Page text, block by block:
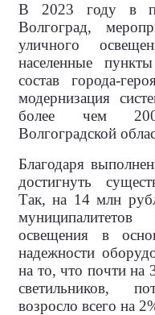
В 2023 году в
Волгоград,
уличного
населенные
состав города-
модернизация
более чем 200
Волгоградской
Благодаря
достигнуть
Так, на 14 млн
освещения в
надежности
на то, что почти на
светильников,
возросло всего на